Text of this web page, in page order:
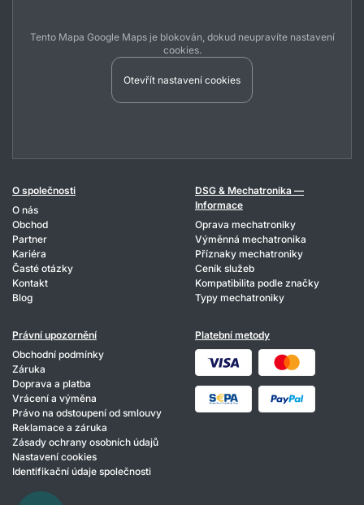
Tento Mapa Google Maps je blokován, dokud neupravíte nastavení
cookies.
Otevřít nastavení cookies
O společnosti
O nás
Obchod
Partner
Kariéra
Časté otázky
Kontakt
Blog
DSG & Mechatronika —
Informace
Oprava mechatroniky
Výměnná mechatronika
Příznaky mechatroniky
Ceník služeb
Kompatibilita podle značky
Typy mechatroniky
Právní upozornění
Obchodní podmínky
Záruka
Doprava a platba
Vrácení a výměna
Právo na odstoupení od smlouvy
Reklamace a záruka
Zásady ochrany osobních údajů
Nastavení cookies
Identifikační údaje společnosti
Platební metody